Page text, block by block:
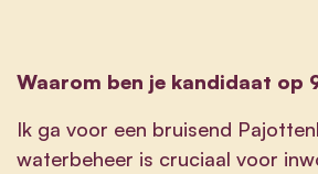
Waarom ben je kandidaat op
Ik ga voor een bruisend
waterbeheer is cruciaal voor